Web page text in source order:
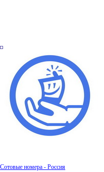
Сотовые номера - Россия